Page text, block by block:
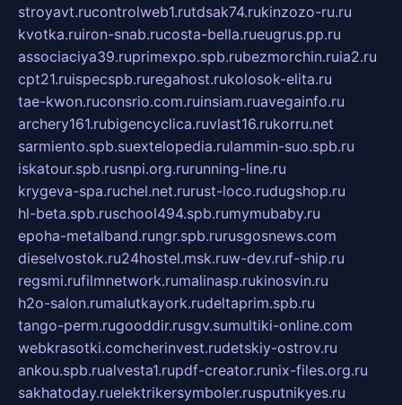
stroyavt.rucontrolweb1.rutdsak74.rukinzozo-ru.ru
kvotka.ruiron-snab.rucosta-bella.rueugrus.pp.ru
associaciya39.ruprimexpo.spb.rubezmorchin.ruia2.ru
cpt21.ruispecspb.ruregahost.rukolosok-elita.ru
tae-kwon.ruconsrio.com.ruinsiam.ruavegainfo.ru
archery161.rubigencyclica.ruvlast16.rukorru.net
sarmiento.spb.suextelopedia.rulammin-suo.spb.ru
iskatour.spb.rusnpi.org.rurunning-line.ru
krygeva-spa.ruchel.net.rurust-loco.rudugshop.ru
hl-beta.spb.ruschool494.spb.rumymubaby.ru
epoha-metalband.rungr.spb.rurusgosnews.com
dieselvostok.ru24hostel.msk.ruw-dev.ruf-ship.ru
regsmi.rufilmnetwork.rumalinasp.rukinosvin.ru
h2o-salon.rumalutkayork.rudeltaprim.spb.ru
tango-perm.rugooddir.rusgv.sumultiki-online.com
webkrasotki.comcherinvest.rudetskiy-ostrov.ru
ankou.spb.rualvesta1.rupdf-creator.runix-files.org.ru
sakhatoday.ruelektrikersymboler.rusputnikyes.ru